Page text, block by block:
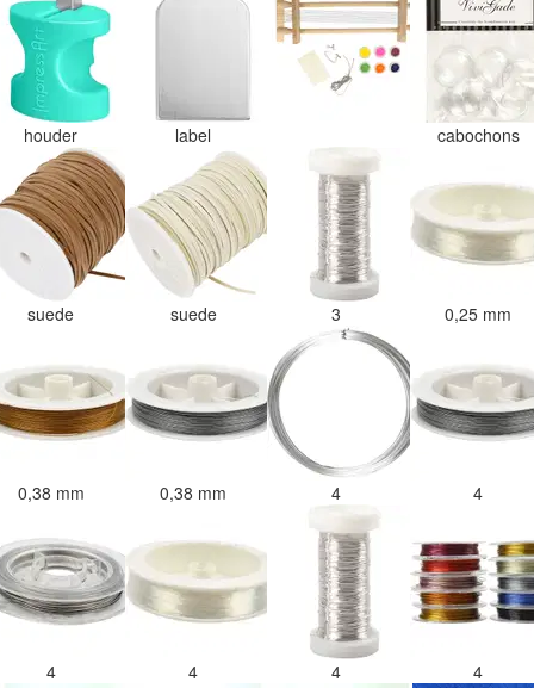
houder label cabochons
suede suede 3 0,25 mm
0,38 mm 0,38 mm 4 4
4 4 4 4